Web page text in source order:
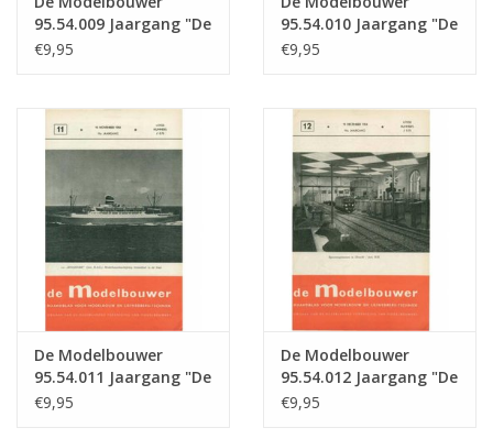
95.54.009 Jaargang "De
Modelbouwer" Editie :
€9,95
95.54.010 Jaargang "De
Modelbouwer" Editie :
€9,95
De Modelbouwer
95.54.011 Jaargang "De
Modelbouwer" Editie :
€9,95
De Modelbouwer
95.54.012 Jaargang "De
Modelbouwer" Editie :
€9,95